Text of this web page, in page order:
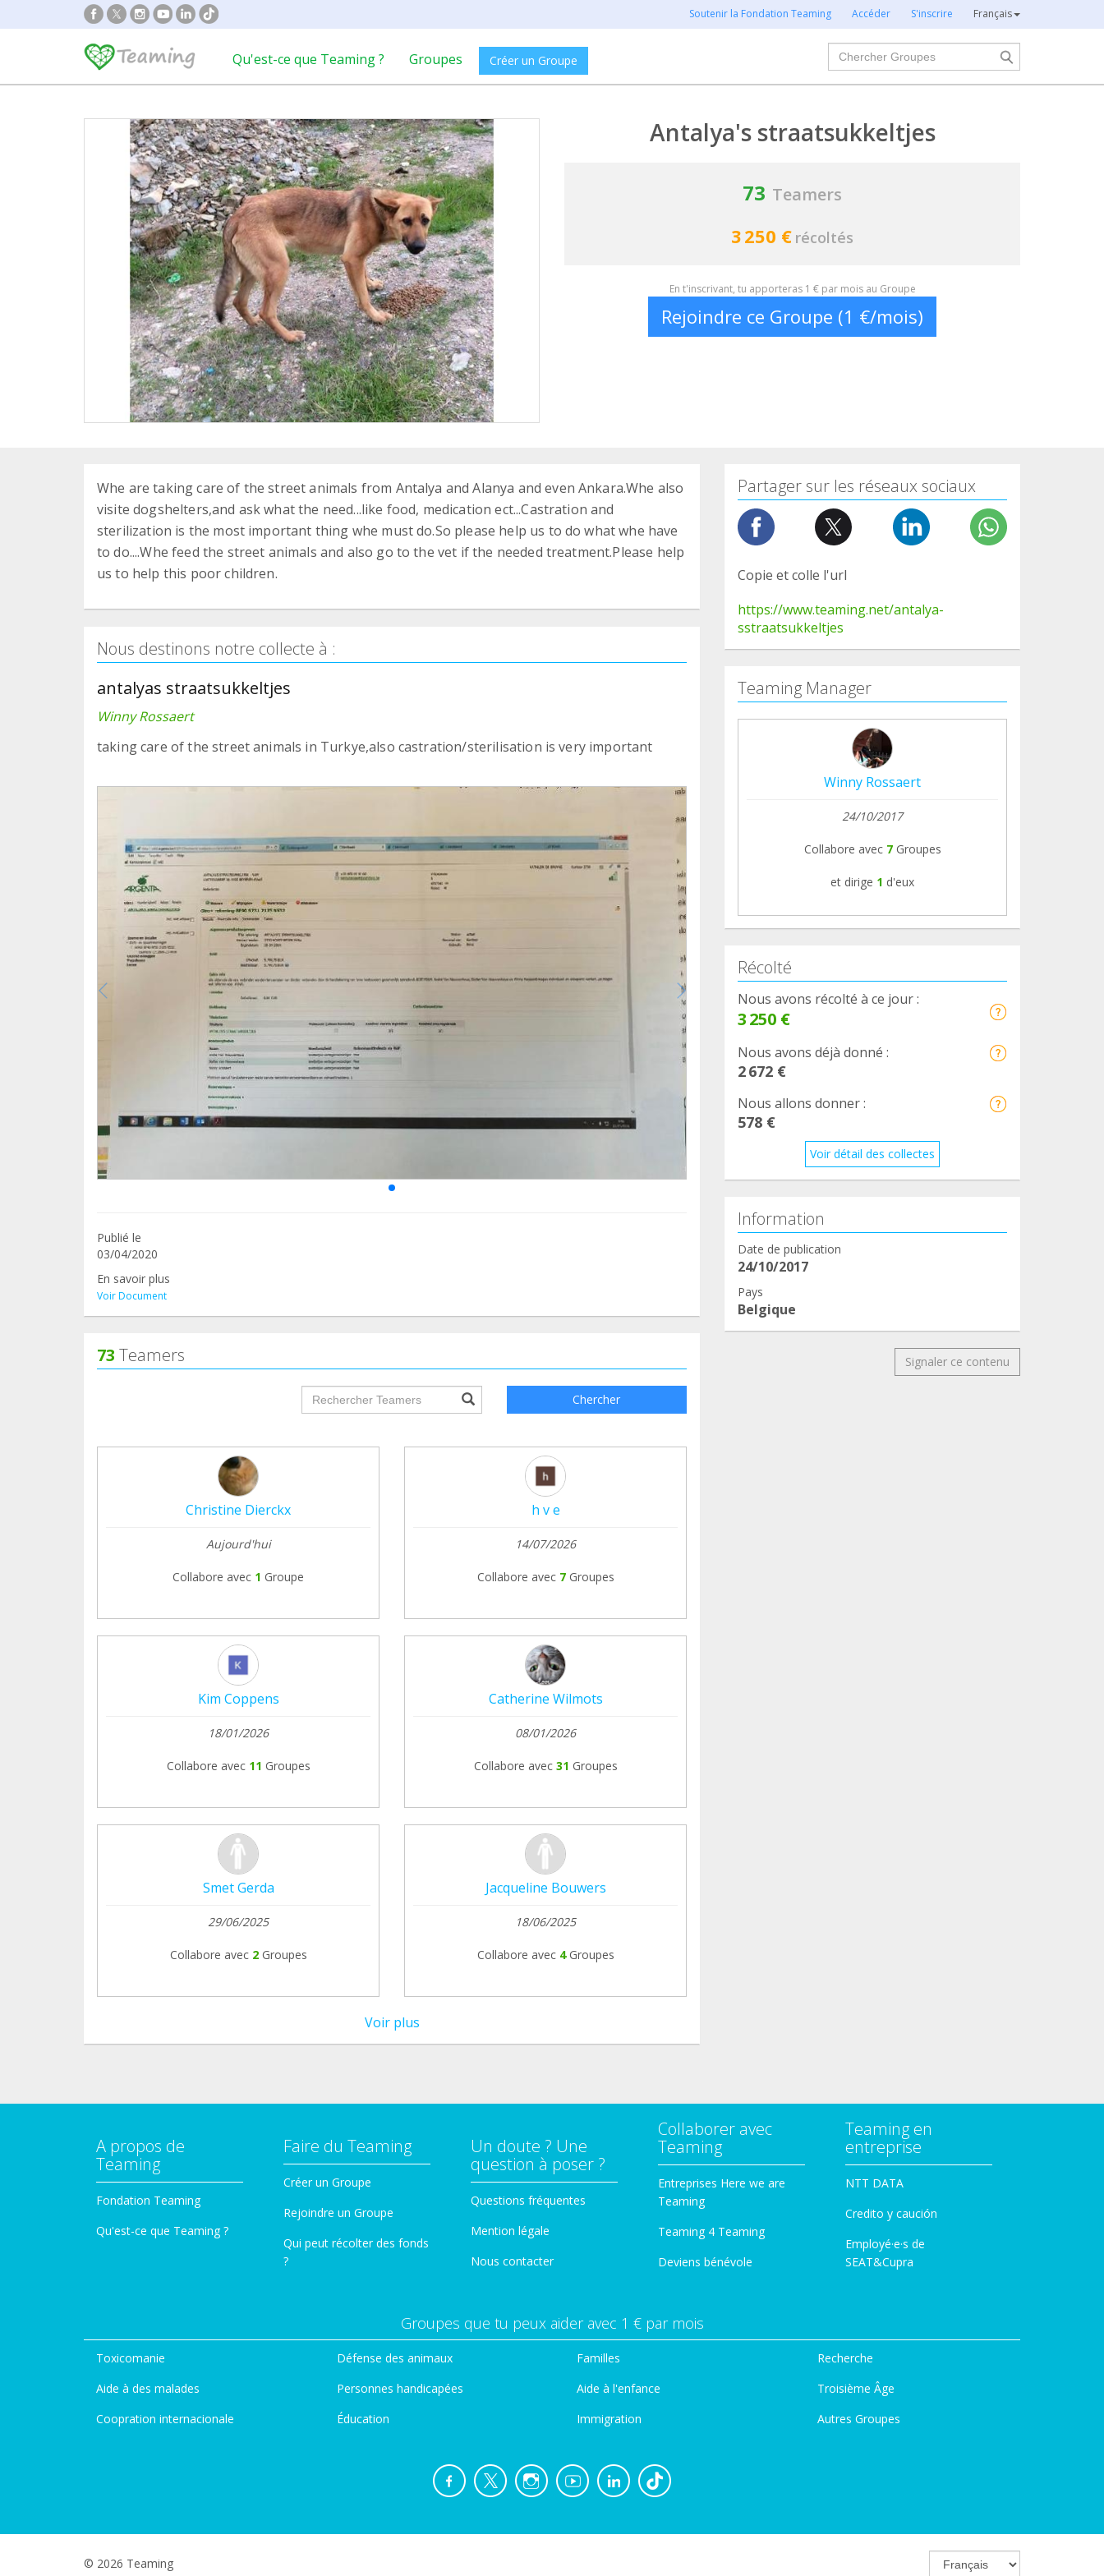
Soutenir la Fondation Teaming Accéder S'inscrire Français
Qu'est-ce que Teaming ? Groupes Créer un Groupe
Chercher
Antalya's straatsukkeltjes
73 Teamers
3 250 € récoltés
En t'inscrivant, tu apporteras 1 € par mois au Groupe
Rejoindre ce Groupe (1 €/mois)
Whe are taking care of the street animals from Antalya and Alanya and even Ankara.Whe also
visite dogshelters,and ask what the need...like food, medication ect...Castration and
sterilization is the most important thing whe must do.So please help us to do what whe have
to do....Whe feed the street animals and also go to the vet if the needed treatment.Please help
us to help this poor children.
Nous destinons notre collecte à :
antalyas straatsukkeltjes
Winny Rossaert
taking care of the street animals in Turkye,also castration/sterilisation is very important
Publié le
03/04/2020
En savoir plus
Voir Document
73 Teamers
groupProfile.searchForm.search.text??? Chercher
Christine Dierckx
Aujourd'hui
Collabore avec 1 Groupe
h v e
14/07/2026
Collabore avec 7 Groupes
Kim Coppens
18/01/2026
Collabore avec 11 Groupes
Catherine Wilmots
08/01/2026
Collabore avec 31 Groupes
Smet Gerda
29/06/2025
Collabore avec 2 Groupes
Jacqueline Bouwers
18/06/2025
Collabore avec 4 Groupes
Voir plus
Partager sur les réseaux sociaux
Copie et colle l'url
https://www.teaming.net/antalya-
sstraatsukkeltjes
Teaming Manager
Winny Rossaert
24/10/2017
Collabore avec7Groupes
et dirige 1 d'eux
Récolté
Nous avons récolté à ce jour :
3 250 €
Nous avons déjà donné :
2 672 €
Nous allons donner :
578 €
Voir détail des collectes
Information
Date de publication
24/10/2017
Pays
Belgique
Signaler ce contenu
A propos de
Teaming
Fondation Teaming
Qu'est-ce que Teaming ?
Faire du Teaming
Créer un Groupe
Rejoindre un Groupe
Qui peut récolter des fonds
?
Un doute ? Une
question à poser ?
Questions fréquentes
Mention légale
Nous contacter
Collaborer avec
Teaming
Entreprises Here we are
Teaming
Teaming 4 Teaming
Deviens bénévole
Teaming en
entreprise
NTT DATA
Credito y caución
Employé·e·s de
SEAT&Cupra
Groupes que tu peux aider avec 1 € par mois
Toxicomanie
Aide à des malades
Coopration internacionale
Défense des animaux
Personnes handicapées
Éducation
Familles
Aide à l'enfance
Immigration
Recherche
Troisième Âge
Autres Groupes
© 2026 Teaming